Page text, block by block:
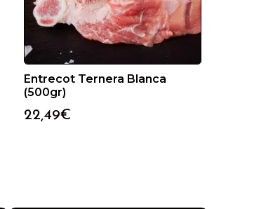
Entrecot Ternera Blanca
(500gr)
22,49€